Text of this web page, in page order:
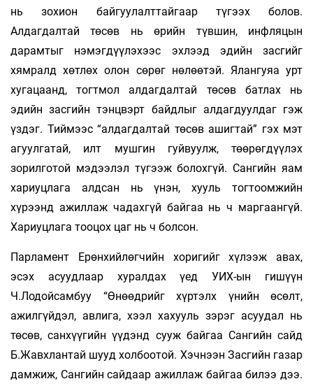
нь зохион байгуулалттайгаар түгээх болов.
Алдагдалтай төсөв нь өрийн түвшин, инфляцын
дарамтыг нэмэгдүүлэхээс эхлээд эдийн засгийг
хямралд хөтлөх олон сөрөг нөлөөтэй. Ялангуяа урт
хугацаанд, тогтмол алдагдалтай төсөв батлах нь
эдийн засгийн тэнцвэрт байдлыг алдагдуулдаг гэж
үздэг. Тиймээс “алдагдалтай төсөв ашигтай” гэх мэт
агуулгатай, илт мушгин гуйвуулж, төөрөгдүүлэх
зорилготой мэдээлэл түгээж болохгүй. Сангийн яам
хариуцлага алдсан нь үнэн, хууль тогтоомжийн
хүрээнд ажиллаж чадахгүй байгаа нь ч маргаангүй.
Хариуцлага тооцох цаг нь ч болсон.
Парламент Ерөнхийлөгчийн хоригийг хүлээж авах,
эсэх асуудлаар хуралдах үед УИХ-ын гишүүн
Ч.Лодойсамбуу “Өнөөдрийг хүртэлх үнийн өсөлт,
ажилгүйдэл, авлига, хээл хахууль зэрэг асуудал нь
төсөв, санхүүгийн үүдэнд сууж байгаа Сангийн сайд
Б.Жавхлантай шууд холбоотой. Хэчнээн Засгийн газар
дамжиж, Сангийн сайдаар ажиллаж байгаа билээ дээ.